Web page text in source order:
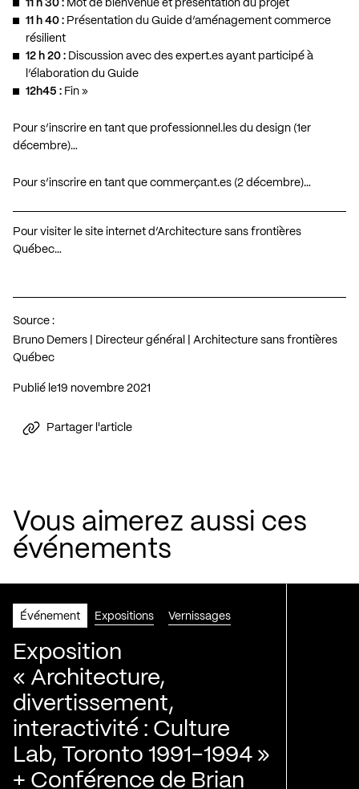
11 h 30 : Mot de bienvenue et présentation du projet
11 h 40 : Présentation du Guide d’aménagement commerce
résilient
12 h 20 : Discussion avec des expert.es ayant participé à
l’élaboration du Guide
12h45 : Fin »
Pour s’inscrire en tant que professionnel.les du design (1er
décembre)…
Pour s’inscrire en tant que commerçant.es (2 décembre)…
Pour visiter le site internet d’Architecture sans frontières
Québec…
Source :
Bruno Demers | Directeur général | Architecture sans frontières
Québec
Publié le 19 novembre 2021
Partager l'article
Vous aimerez aussi ces
événements
Événement Expositions Vernissages
Exposition
« Architecture,
divertissement,
interactivité : Culture
Lab, Toronto 1991-1994 »
+ Conférence de Brian